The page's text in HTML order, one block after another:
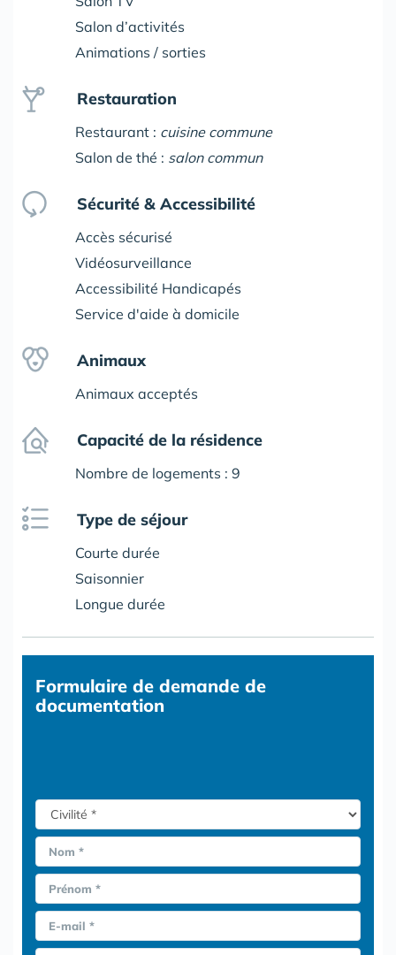
Salon d’activités
Animations / sorties
Restauration
Restaurant : cuisine commune
Salon de thé : salon commun
Sécurité & Accessibilité
Accès sécurisé
Vidéosurveillance
Accessibilité Handicapés
Service d'aide à domicile
Animaux
Animaux acceptés
Capacité de la résidence
Nombre de logements : 9
Type de séjour
Courte durée
Saisonnier
Longue durée
Formulaire de demande de
documentation
Nom *
Prénom *
E-mail *